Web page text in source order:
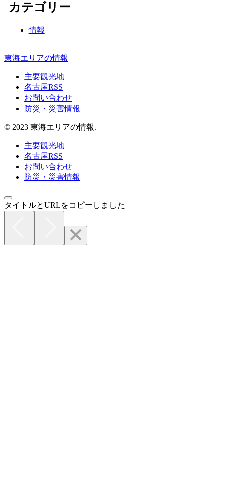
カテゴリー
情報
東海エリアの情報
主要観光地
名古屋RSS
お問い合わせ
防災・災害情報
© 2023 東海エリアの情報.
主要観光地
名古屋RSS
お問い合わせ
防災・災害情報
タイトルとURLをコピーしました